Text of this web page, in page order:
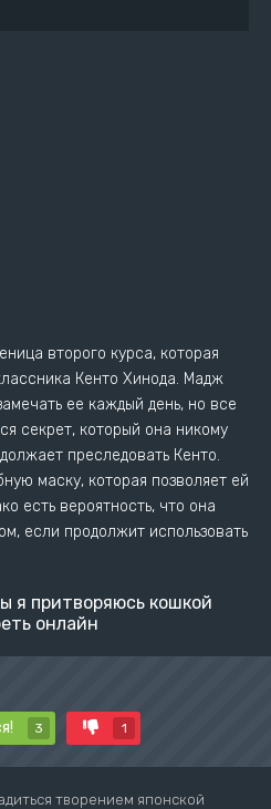
второго курса, которая
Кенто Хинода. Мадж
ее каждый день, но все
секрет, который она никому
преследовать Кенто.
маску, которая позволяет ей
есть вероятность, что она
если продолжит использовать
я притворяюсь кошкой
онлайн
3 1
творением японской